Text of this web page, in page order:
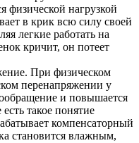
физической нагрузкой
в крик всю силу своей
легкие работать на
кричит, он потеет
При физическом
перенапряжении у
и повышается
такое понятие
компенсаторный
становится влажным,